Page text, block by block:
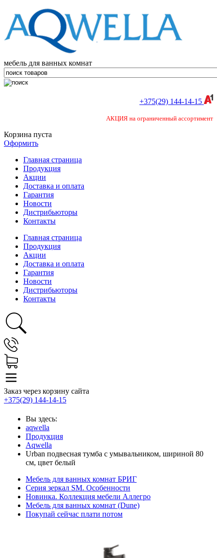
мебель для ванных комнат
+375(29) 144-14-15
АКЦИЯ на ограниченный ассортимент
Корзина пуста
Оформить
Главная страница
Продукция
Акции
Доставка и оплата
Гарантия
Новости
Дистрибьюторы
Контакты
Главная страница
Продукция
Акции
Доставка и оплата
Гарантия
Новости
Дистрибьюторы
Контакты
Заказ через корзину сайта
+375(29) 144-14-15
Вы здесь:
aqwella
Продукция
Aqwella
Urban подвесная тумба с умывальником, шириной 80
см, цвет белый
Мебель для ванных комнат БРИГ
Серия зеркал SM. Особенности
Новинка. Коллекция мебели Аллегро
Мебель для ванных комнат (Dune)
Покупай сейчас плати потом